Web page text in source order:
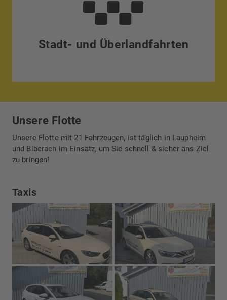
Stadt- und Überlandfahrten
Unsere Flotte
Unsere Flotte mit 21 Fahrzeugen, ist täglich in Laupheim
und Biberach im Einsatz, um Sie schnell & sicher ans Ziel
zu bringen!
Taxis